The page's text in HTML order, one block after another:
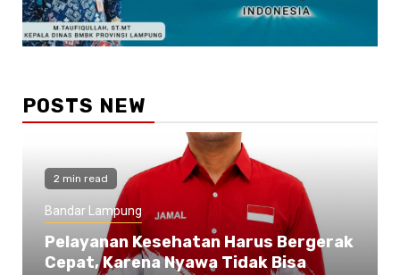
POSTS NEW
2 min read
Bandar Lampung
Pelayanan Kesehatan Harus Bergerak
Cepat, Karena Nyawa Tidak Bisa